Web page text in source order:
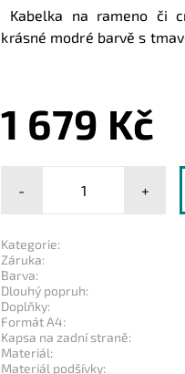
Kabelka na rameno či
krásné modré barvě s
1 679 Kč
- +
Kategorie:
Záruka:
Barva:
Dlouhý popruh:
Doplňky:
Formát A4:
Kapsa na zadní straně:
Materiál:
Materiál podšívky: